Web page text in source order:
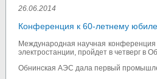
26.06.2014
Конференция к 60-летнему
Международная научная
электростанции, пройдет в четверг в
Обнинская АЭС дала первый